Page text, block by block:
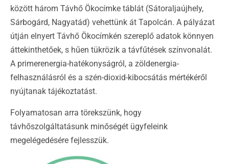
között három Távhő Ökocímke táblát (Sátoraljaújhely,
Sárbogárd, Nagyatád) vehettünk át Tapolcán. A pályázat
útján elnyert Távhő Ökocímkén szereplő adatok könnyen
áttekinthetőek, s hűen tükrözik a távfűtések színvonalát.
A primerenergia-hatékonyságról, a zöldenergia-
felhasználásról és a szén-dioxid-kibocsátás mértékéről
nyújtanak tájékoztatást.
Folyamatosan arra törekszünk, hogy
távhőszolgáltatásunk minőségét ügyfeleink
megelégedésére fejlesszük.